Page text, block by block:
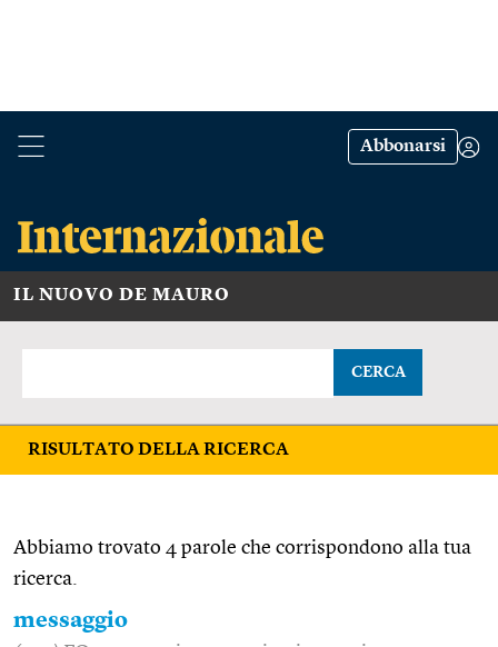
Abbonarsi
IL NUOVO DE MAURO
CERCA
RISULTATO DELLA RICERCA
Abbiamo trovato 4 parole che corrispondono alla tua
ricerca.
messaggio